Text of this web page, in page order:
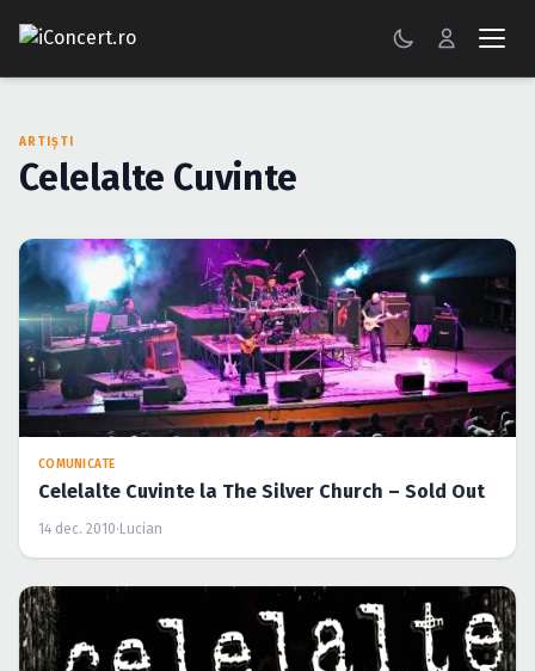
FESTIVALURI
ŞTIRI
RECENZII
GALERII FOTO
BILETE
Autentificare
Caută în site...
ARTIȘTI
Celelalte Cuvinte
COMUNICATE
Celelalte Cuvinte la The Silver Church – Sold Out
14 dec. 2010· Lucian